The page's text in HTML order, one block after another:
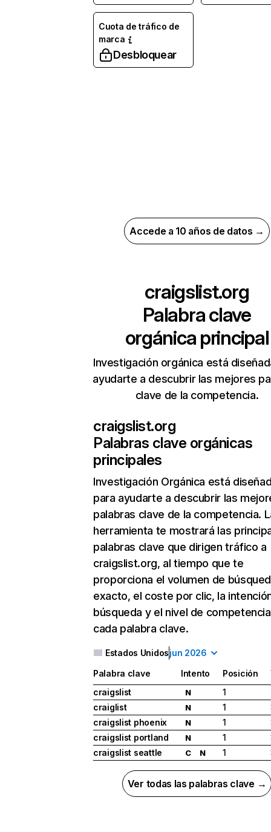
Cuota de tráfico de
marca
Desbloquear
Accede a 10 años de datos →
craigslist.org
Palabra clave
orgánica principal
Investigación orgánica está
ayudarte a descubrir las mejores
clave de la competencia.
craigslist.org
Palabras clave orgánicas
principales
Investigación Orgánica está
para ayudarte a descubrir las
palabras clave de la competencia.
herramienta te mostrará las
palabras clave que dirigen tráfico a
craigslist.org, al tiempo que te
proporciona el volumen de
exacto, el coste por clic, la
búsqueda y el nivel de
cada palabra clave.
Estados Unidosjun 2026
Palabra clave Intento Posición
craigslist
N 1
craiglist
N 1
craigslist phoenix
N 1
craigslist portland
N 1
craigslist seattle
C N 1
Ver todas las palabras clave →